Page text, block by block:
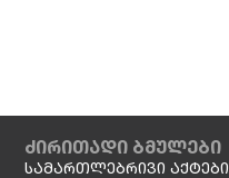
ძირითადი ბმულები
სამართლებრივი აქტები